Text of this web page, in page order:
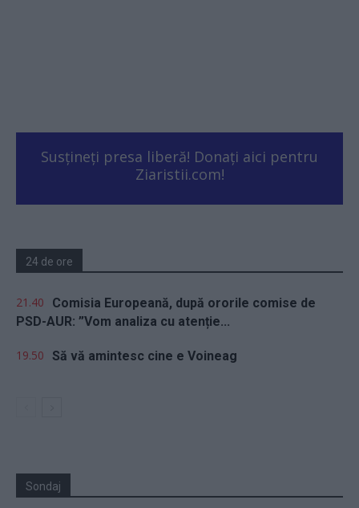
Susțineți presa liberă! Donați aici pentru
Ziaristii.com!
24 de ore
21.40
Comisia Europeană, după ororile comise de
PSD-AUR: ”Vom analiza cu atenție...
19.50 Să vă amintesc cine e Voineag
Sondaj